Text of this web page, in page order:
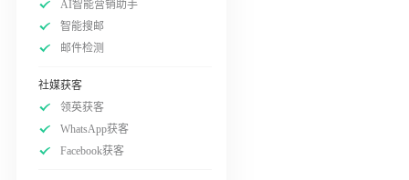
AI智能营销助手
智能搜邮
邮件检测
社媒获客
领英获客
WhatsApp获客
Facebook获客